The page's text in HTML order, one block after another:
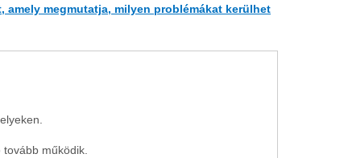
amely megmutatja, milyen problémákat kerülhet
működik.